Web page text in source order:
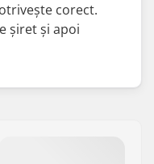
corect.
șiret și apoi